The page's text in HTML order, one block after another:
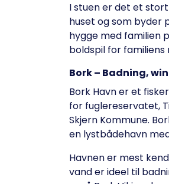
I stuen er det et
huset og som byder
hygge med familien
boldspil for familiens
Bork – Badning,
Bork Havn er et
for fuglereservatet,
Skjern Kommune.
en lystbådehavn
Havnen er mest
vand er ideel til